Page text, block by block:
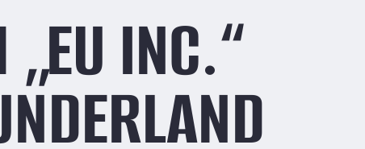
„EU INC.“